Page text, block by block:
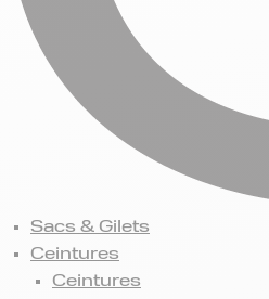
Sacs & Gilets
Ceintures
Ceintures